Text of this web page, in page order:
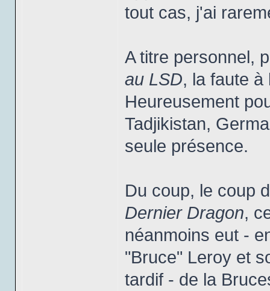
tout cas, j'ai
A titre personnel,
au LSD, la faute
Heureusement
Tadjikistan,
seule présence.
Du coup, le coup
Dernier Dragon,
néanmoins eut -
"Bruce" Leroy et
tardif - de la